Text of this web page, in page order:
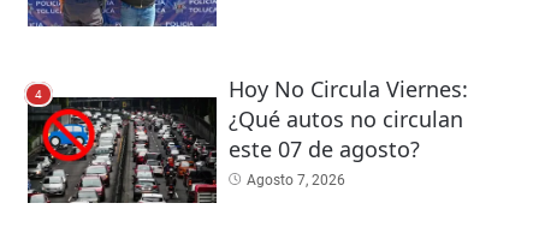
4
Hoy No Circula Viernes:
¿Qué autos no circulan
este 07 de agosto?
Agosto 7, 2026